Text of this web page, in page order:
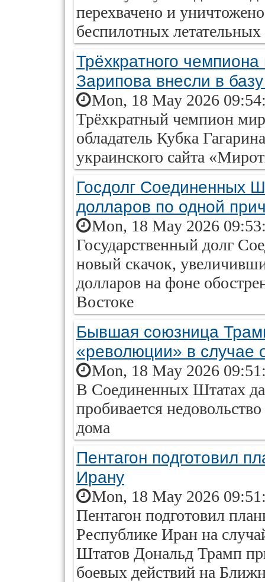
перехвачено и
беспилотных летательных
Трёхкратного
Зарипова внесли в
Mon, 18 May 2026
Трёхкратный чемпион
обладатель Кубка
украинского сайта
Госдолг Соединенных
долларов по одной
Mon, 18 May 2026
Государственный долг
новый скачок,
долларов на фоне
Востоке
Бывшая союзница
«революции» в случае
Mon, 18 May 2026
В Соединенных Штатах
пробивается
дома
Пентагон подготовил
Ирану
Mon, 18 May 2026
Пентагон подготовил
Республике Иран на
Штатов Дональд Трамп
боевых действий на